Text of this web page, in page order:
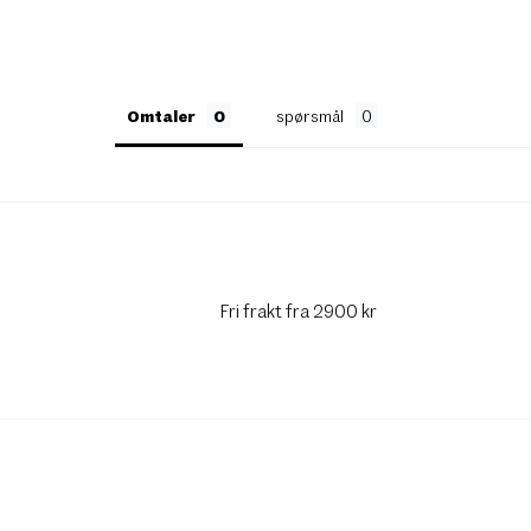
Omtaler spørsmål
Fri frakt fra 2900 kr